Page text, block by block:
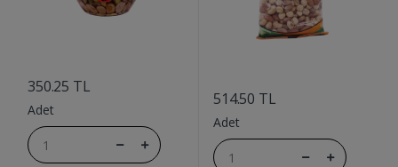
350.25 TL
Adet
514.50 TL
Adet